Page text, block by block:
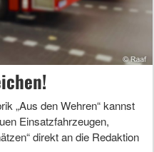
„Aus den Wehren“ kannst
Einsatzfahrzeugen,
direkt an die Redaktion